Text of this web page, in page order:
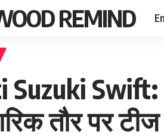
REMIND
Suzuki Swift:
तौर पर